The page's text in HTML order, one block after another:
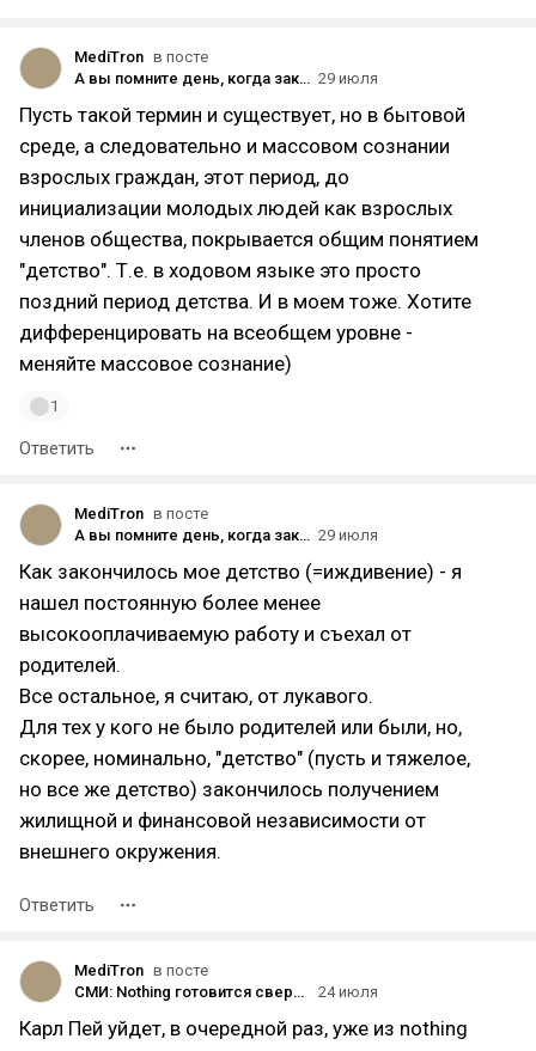
MediTron в посте
А вы помните день, когда закончилось ваше детство? 29 июля
Пусть такой термин и существует, но в бытовой
среде, а следовательно и массовом сознании
взрослых граждан, этот период, до
инициализации молодых людей как взрослых
членов общества, покрывается общим понятием
"детство". Т.е. в ходовом языке это просто
поздний период детства. И в моем тоже. Хотите
дифференцировать на всеобщем уровне -
меняйте массовое сознание)
1
Ответить
MediTron в посте
А вы помните день, когда закончилось ваше детство? 29 июля
Как закончилось мое детство (=иждивение) - я
нашел постоянную более менее
высокооплачиваемую работу и съехал от
родителей.
Все остальное, я считаю, от лукавого.
Для тех у кого не было родителей или были, но,
скорее, номинально, "детство" (пусть и тяжелое,
но все же детство) закончилось получением
жилищной и финансовой независимости от
внешнего окружения.
Ответить
MediTron в посте
СМИ: Nothing готовится свернуть деятельность на двенадцати рынках и сократить персонал на 40%
24 июля
Карл Пей уйдет, в очередной раз, уже из nothing